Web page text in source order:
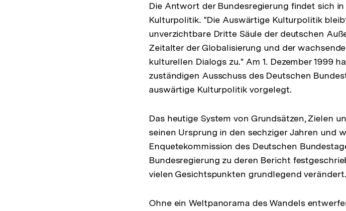
Die Antwort der Bundesregierung findet sich
Kulturpolitik. "Die Auswärtige Kulturpolitik
unverzichtbare Dritte Säule der deutschen
Zeitalter der Globalisierung und der
kulturellen Dialogs zu." Am 1. Dezember 1999
zuständigen Ausschuss des Deutschen
auswärtige Kulturpolitik vorgelegt.
Das heutige System von Grundsätzen, Zielen
seinen Ursprung in den sechziger Jahren und
Enquetekommission des Deutschen
Bundesregierung zu deren Bericht
vielen Gesichtspunkten grundlegend verändert.
Ohne ein Weltpanorama des Wandels